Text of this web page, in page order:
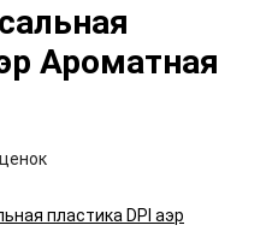
Ароматная